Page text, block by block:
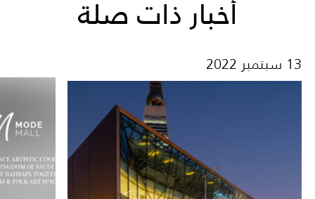
أخبار ذات صلة
13 سبتمبر 2022